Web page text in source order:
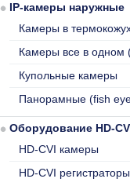
IP-камеры наружные
Камеры в
Камеры все в одном
Купольные камеры
Панорамные (fish
Оборудование HD-
HD-CVI камеры
HD-CVI регистраторы